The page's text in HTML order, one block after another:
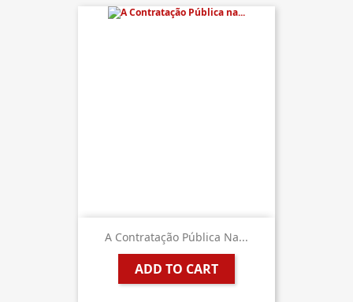
A Contratação Pública Na...
ADD TO CART